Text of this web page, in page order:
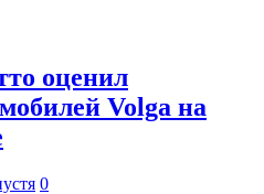
оценил
Volga на
0